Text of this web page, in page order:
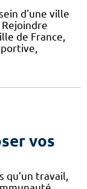
d'une ville
de France,
vos
qu’un travail,